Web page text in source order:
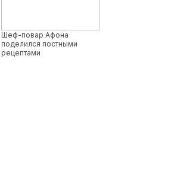
Шеф-повар Афона
поделился постными
рецептами